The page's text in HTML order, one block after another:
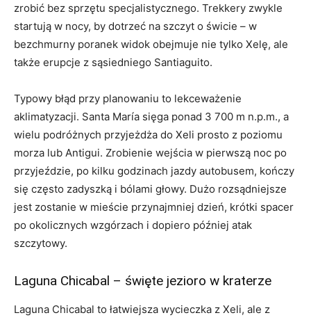
zrobić bez sprzętu specjalistycznego. Trekkery zwykle
startują w nocy, by dotrzeć na szczyt o świcie – w
bezchmurny poranek widok obejmuje nie tylko Xelę, ale
także erupcje z sąsiedniego Santiaguito.
Typowy błąd przy planowaniu to lekceważenie
aklimatyzacji. Santa María sięga ponad 3 700 m n.p.m., a
wielu podróżnych przyjeżdża do Xeli prosto z poziomu
morza lub Antigui. Zrobienie wejścia w pierwszą noc po
przyjeździe, po kilku godzinach jazdy autobusem, kończy
się często zadyszką i bólami głowy. Dużo rozsądniejsze
jest zostanie w mieście przynajmniej dzień, krótki spacer
po okolicznych wzgórzach i dopiero później atak
szczytowy.
Laguna Chicabal – święte jezioro w kraterze
Laguna Chicabal to łatwiejsza wycieczka z Xeli, ale z